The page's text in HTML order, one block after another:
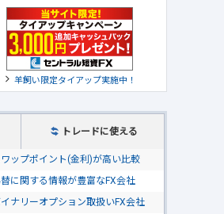
羊飼い限定タイアップ実施中！
トレードに使える
ップポイント(金利)が高い比較
に関する情報が豊富なFX会社
ナリーオプション取扱いFX会社